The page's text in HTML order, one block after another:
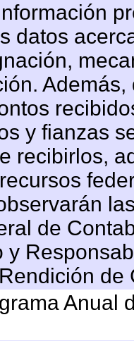
datos
y fianzas
recibirlos,
de
y
Anual